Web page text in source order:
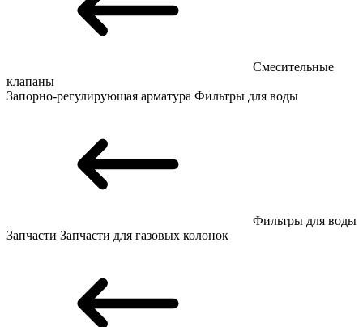
Смесительные
клапаны
Запорно-регулирующая арматура Фильтры для воды
Фильтры для воды
Запчасти Запчасти для газовых колонок